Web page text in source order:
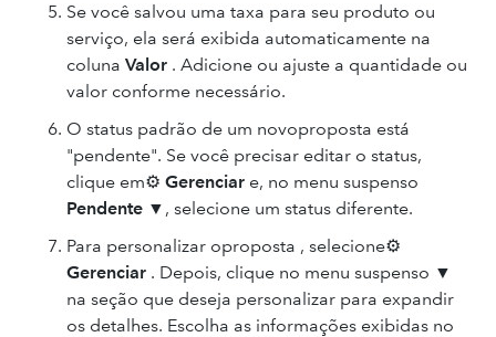
Se você salvou uma taxa para seu produto ou
serviço, ela será exibida automaticamente na
coluna Valor . Adicione ou ajuste a quantidade ou
valor conforme necessário.
O status padrão de um novoproposta está
"pendente". Se você precisar editar o status,
clique em⚙ Gerenciar e, no menu suspenso
Pendente ▼, selecione um status diferente.
Para personalizar oproposta , selecione⚙
Gerenciar . Depois, clique no menu suspenso ▼
na seção que deseja personalizar para expandir
os detalhes. Escolha as informações exibidas no